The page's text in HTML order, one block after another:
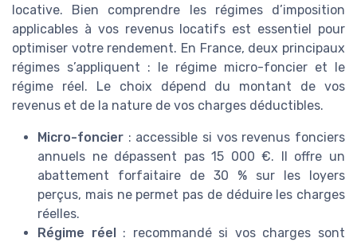
locative. Bien comprendre les régimes d’imposition
applicables à vos revenus locatifs est essentiel pour
optimiser votre rendement. En France, deux principaux
régimes s’appliquent : le régime micro-foncier et le
régime réel. Le choix dépend du montant de vos
revenus et de la nature de vos charges déductibles.
Micro-foncier : accessible si vos revenus fonciers
annuels ne dépassent pas 15 000 €. Il offre un
abattement forfaitaire de 30 % sur les loyers
perçus, mais ne permet pas de déduire les charges
réelles.
Régime réel
: recommandé si vos charges sont